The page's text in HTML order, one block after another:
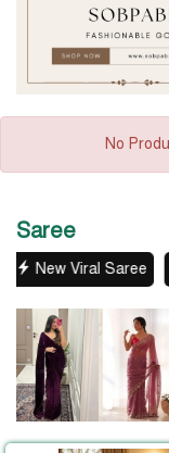
No
Saree
Half Silk Saree